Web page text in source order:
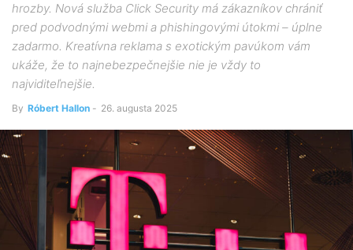
hrozby. Nová služba Click Security má zákazníkov chrániť
pred podvodnými webmi a phishingovými útokmi – úplne
zadarmo. Kreatívna reklama s exotickým pavúkom vám
ukáže, že to najnebezpečnejšie nie je vždy to
najviditeľnejšie.
By Róbert Hallon - 26. augusta 2025